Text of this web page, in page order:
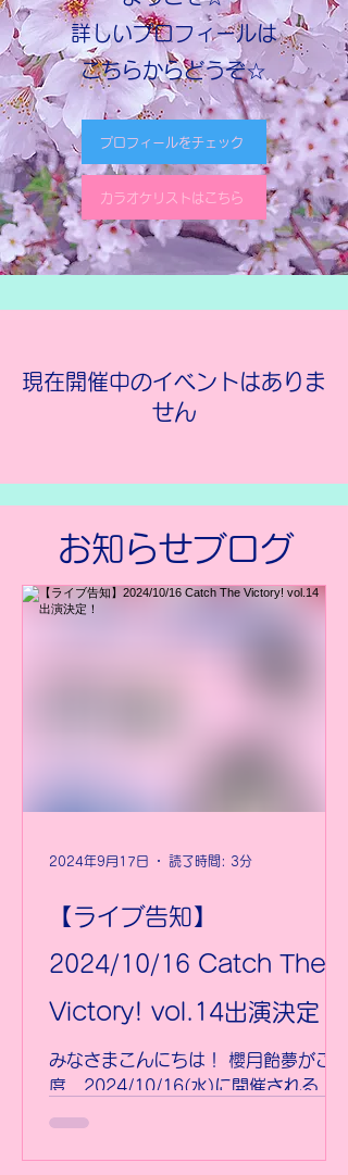
​詳しいプロフィールは
こちらからどうぞ☆
プロフィールをチェック
カラオケリストはこちら
現在開催中のイベントはありま
せん
お知らせブログ
【ライブ告知】
2024/10/16 Catch The
Victory! vol.14出演決定！
みなさまこんにちは！ 櫻月飴夢がこの
度、2024/10/16(水)に開催される
ら！
2024年9月17日 読了時間: 3分